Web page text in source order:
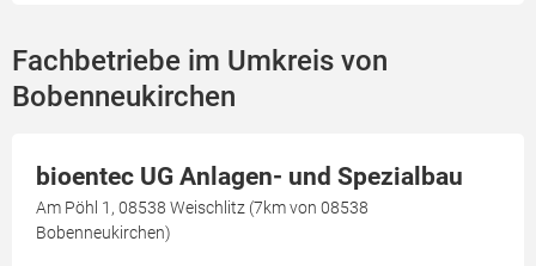
Fachbetriebe im Umkreis von
Bobenneukirchen
bioentec UG Anlagen- und Spezialbau
Am Pöhl 1, 08538 Weischlitz (7km von 08538
Bobenneukirchen)